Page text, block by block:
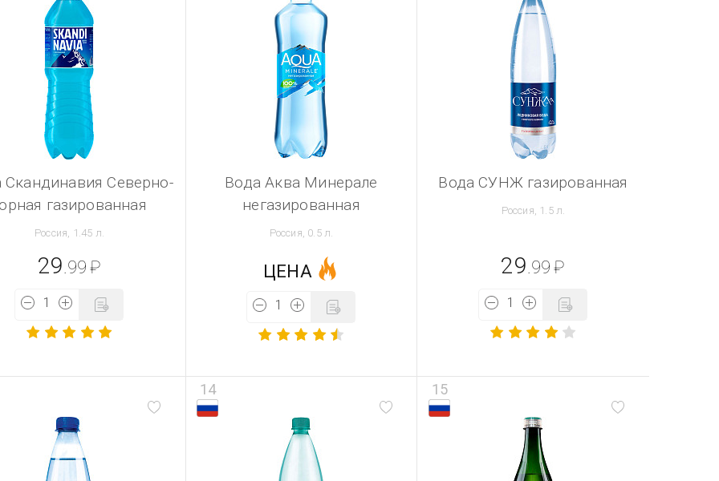
Скандинавия Северно-
газированная
Россия, 1.45 л.
29 .99 ₽
Вода Аква Минерале
негазированная
Россия, 0.5 л.
ЦЕНА
Вода СУНЖ газированная
Россия, 1.5 л.
29 .99 ₽
14 15